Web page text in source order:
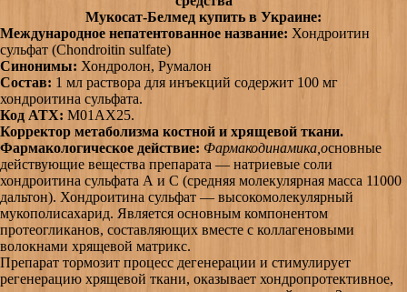
Мукосат-Белмед купить в Украине:
Международное непатентованное название: Хондроитин
сульфат (Сhondroitin sulfate)
Синонимы: Хондролон, Румалон
Состав: 1 мл раствора для инъекций содержит 100 мг
хондроитина сульфата.
Код АТХ: M01AX25.
Корректор метаболизма костной и хрящевой ткани.
Фармакологическое действие: Фармакодинамика,основные
действующие вещества препарата — натриевые соли
хондроитина сульфата А и С (средняя молекулярная масса 11000
дальтон). Хондроитина сульфат — высокомолекулярный
мукополисахарид. Является основным компонентом
протеогликанов, составляющих вместе с коллагеновыми
волокнами хрящевой матрикс.
Препарат тормозит процесс дегенерации и стимулирует
регенерацию хрящевой ткани, оказывает хондропротективное,